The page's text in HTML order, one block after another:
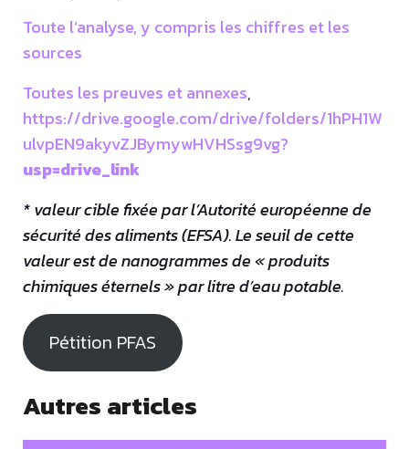
Toute l’analyse, y compris les chiffres et les
sources
Toutes les preuves et annexes,
https://drive.google.com/drive/folders/1hPH1W
ulvpEN9akyvZJBymywHVHSsg9vg?
usp=drive_link
* valeur cible fixée par l’Autorité européenne de
sécurité des aliments (EFSA). Le seuil de cette
valeur est de nanogrammes de « produits
chimiques éternels » par litre d’eau potable.
Pétition PFAS
Autres articles